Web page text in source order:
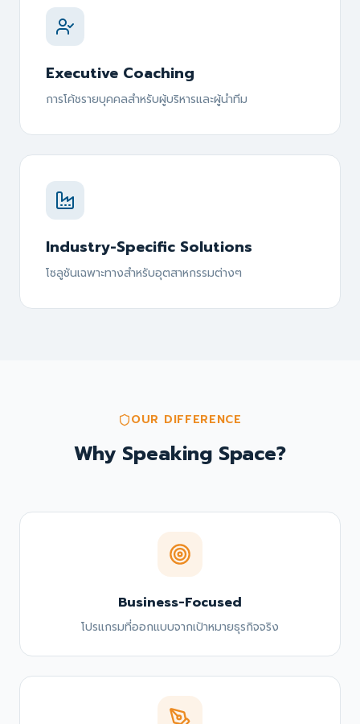
Executive Coaching
การโค้ชรายบุคคลสำหรับผู้บริหารและผู้นำทีม
Industry-Specific Solutions
โซลูชันเฉพาะทางสำหรับอุตสาหกรรมต่างๆ
OUR DIFFERENCE
Why Speaking Space?
Business-Focused
โปรแกรมที่ออกแบบจากเป้าหมายธุรกิจจริง